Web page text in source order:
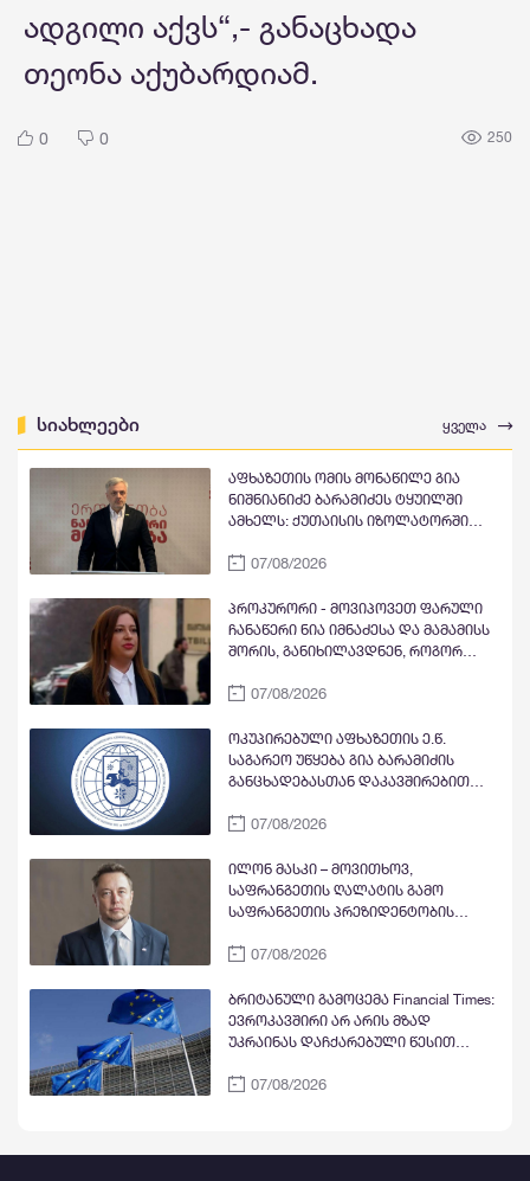
ადგილი აქვს“,- განაცხადა
თეონა აქუბარდიამ.
0 0 250
სიახლეები ყველა
აფხაზეთის ომის მონაწილე გია
ნიშნიანიძე ბარამიძეს ტყუილში
ამხელს: ქუთაისის იზოლატორში
მეომარი, იმავე დღეს გავფრინდი
არძინბა, ოზგანი და ბესლან
კობახია, მოიყვანეს ჩვენი ბიჭები და
მოხდა გაცვლა ყველა ყველაზე. რა
ბარამიძე არც ყოფილა და არც
07/08/2026
პროკურორი - მოვიპოვეთ ფარული
ჩანაწერი ნია იმნაძესა და მამამისს
შორის, განიხილავდნენ, როგორ
ნიას მამა ამბობს, რომ არასწორად
სხვანაირად ვერ მოიქცეოდა,
თანამედროვე ეპოქაში სხვანაირად
ხდება
07/08/2026
ოკუპირებული აფხაზეთის ე.წ.
საგარეო უწყება გია ბარამიძის
განცხადებასთან დაკავშირებით
„განცხადებას“ ავრცელებს
07/08/2026
ილონ მასკი – მოვითხოვ,
საფრანგეთის ღალატის გამო
საფრანგეთის პრეზიდენტობის
ლიდერი მარინ ტონდელიე
07/08/2026
ბრიტანული გამოცემა Financial Times:
ევროკავშირი არ არის მზად
უკრაინას დაჩქარებული წესით
წევრობის გზაზე უდიდეს
07/08/2026